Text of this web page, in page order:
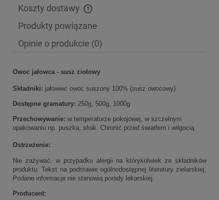
Koszty dostawy
Cena nie zawiera ewentualnych kosztów płatności
Produkty powiązane
Opinie o produkcie (0)
Owoc jałowca - susz ziołowy
Składniki: jałowiec owoc suszony 100% (susz owocowy)
Dostępne gramatury: 250g, 500g, 1000g
Przechowywanie: w temperaturze pokojowej, w szczelnym
opakowaniu np. puszka, słoik. Chronić przed światłem i wilgocią.
Ostrzeżenie:
Nie zażywać, w przypadku alergii na którykolwiek ze składników
produktu. Tekst na podstawie ogólnodostępnej literatury zielarskiej.
Podane informacje nie stanowią porady lekarskiej.
Producent: